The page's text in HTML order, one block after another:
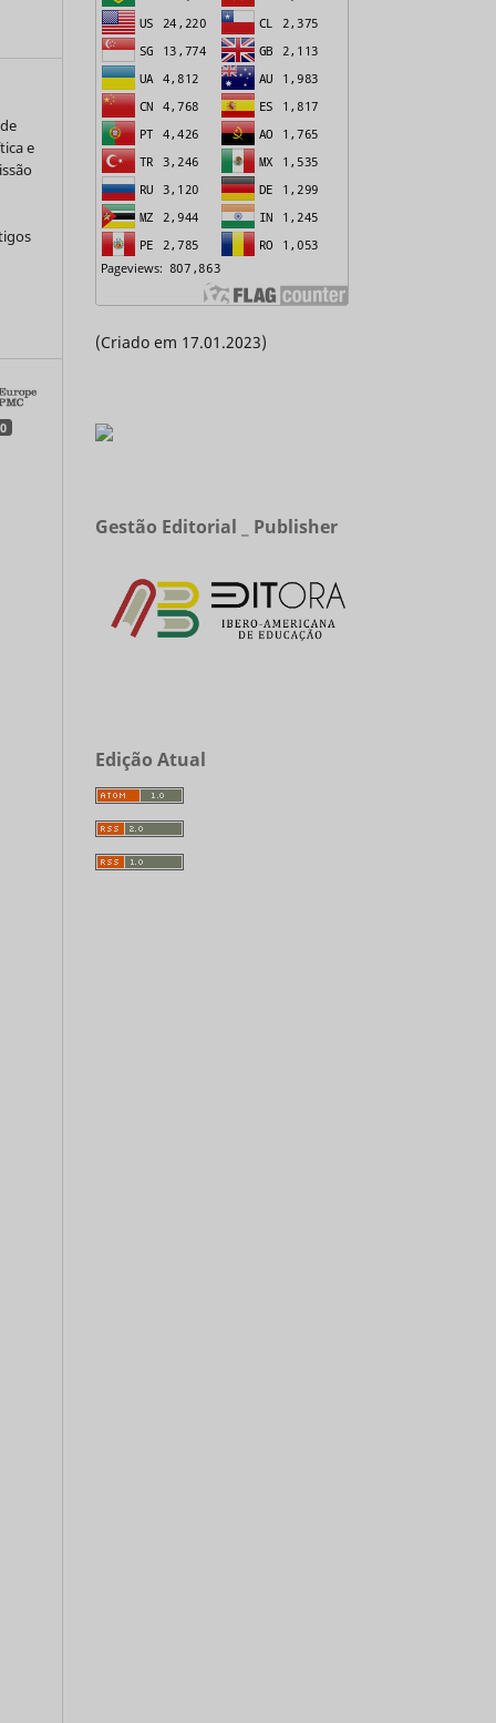
e
0
(Criado em 17.01.2023)
Gestão Editorial _ Publisher
Edição Atual